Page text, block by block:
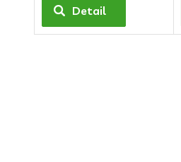
Detail